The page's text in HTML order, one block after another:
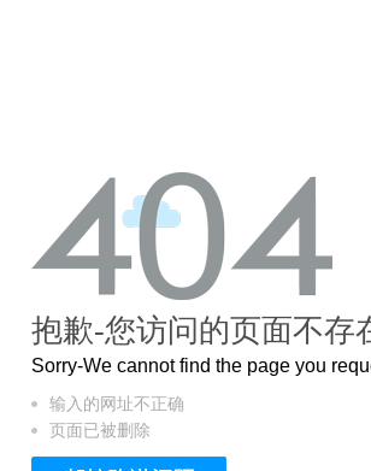
卷，还原了600岁的紫禁城
抱歉-您访问的页面不存
Sorry-We cannot find the page you
输入的网址不正确
页面已被删除